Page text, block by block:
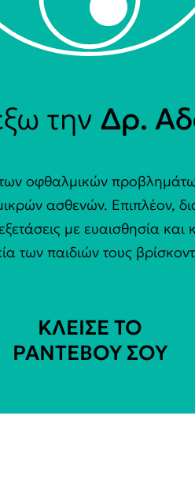
την Δρ.
οφθαλμικών
ασθενών. Επιπλέον,
με ευαισθησία
των παιδιών τους
ΚΛΕΙΣΕ ΤΟ
ΡΑΝΤΕΒΟΥ ΣΟΥ​